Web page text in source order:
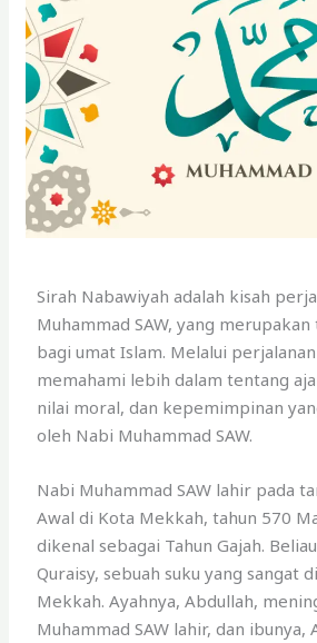
Sirah Nabawiyah adalah kisah
Muhammad SAW, yang
bagi umat Islam. Melalui
memahami lebih dalam tentang
nilai moral, dan kepemimpinan
oleh Nabi Muhammad SAW.
Nabi Muhammad SAW lahir pada
Awal di Kota Mekkah, tahun 570
dikenal sebagai Tahun Gajah.
Quraisy, sebuah suku yang sangat
Mekkah. Ayahnya, Abdullah,
Muhammad SAW lahir, dan ibunya,